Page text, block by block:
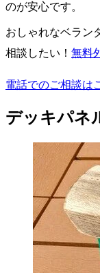
のが安心です。
おしゃれなベラン
相談したい！ 無料
電話でのご相談は
デッキパネ